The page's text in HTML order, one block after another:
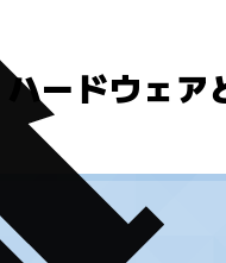
ードウェア